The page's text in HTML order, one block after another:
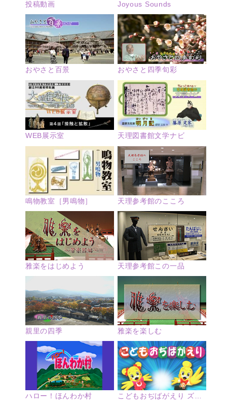
投稿動画 Joyous Sounds
おやさと百景 おやさと四季旬彩
WEB展示室 天理図書館文学ナビ
鳴物教室［男鳴物］ 天理参考館のこころ
雅楽をはじめよう 天理参考館この一品
親里の四季 雅楽を楽しむ
ハロー！ほんわか村 こどもおぢばがえり ズームアップ